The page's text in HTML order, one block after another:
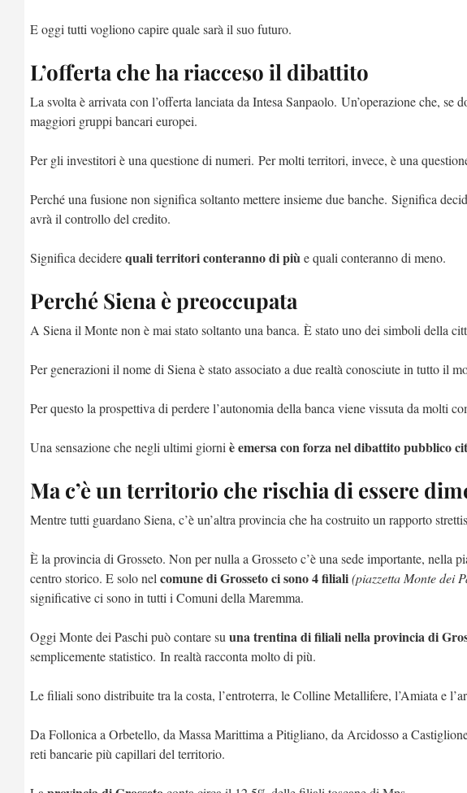
E oggi tutti vogliono capire quale sarà il suo futuro.
L’offerta che ha riacceso il dibattito
La svolta è arrivata con l’offerta lanciata da Intesa Sanpaolo. Un’operazione che, se
maggiori gruppi bancari europei.
Per gli investitori è una questione di numeri. Per molti territori, invece, è una
Perché una fusione non significa soltanto mettere insieme due banche. Significa
avrà il controllo del credito.
Significa deciderequali territori conteranno di piùe quali conteranno di meno.
Perché Siena è preoccupata
A Siena il Monte non è mai stato soltanto una banca. È stato uno dei simboli della
Per generazioni il nome di Siena è stato associato a due realtà conosciute in tutto il
Per questo la prospettiva di perdere l’autonomia della banca viene vissuta da molti
Una sensazione che negli ultimi giorni è emersa con forza nel dibattito pubblico
Ma c’è un territorio che rischia di essere
Mentre tutti guardano Siena, c’è un’altra provincia che ha costruito un rapporto
È la provincia di Grosseto. Non per nulla a Grosseto c’è una sede importante, nella
centro storico. E solo nel comune di Grosseto ci sono 4 filiali(piazzetta Monte dei
significative ci sono in tutti i Comuni della Maremma.
Oggi Monte dei Paschi può contare su una trentina di filiali nella provincia di
semplicemente statistico. In realtà racconta molto di più.
Le filiali sono distribuite tra la costa, l’entroterra, le Colline Metallifere, l’Amiata e
Da Follonica a Orbetello, da Massa Marittima a Pitigliano, da Arcidosso a
reti bancarie più capillari del territorio.